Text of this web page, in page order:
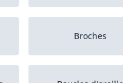
Broches